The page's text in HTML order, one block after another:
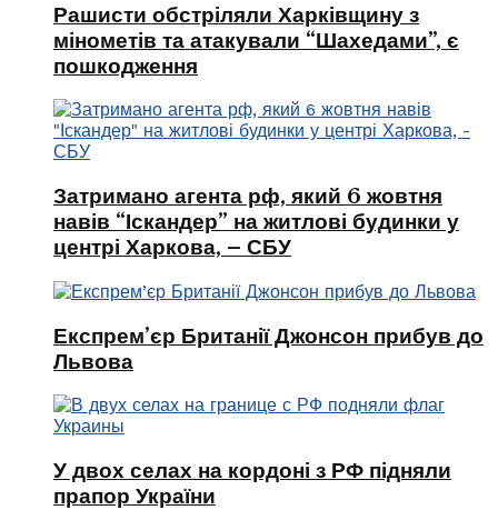
Рашисти обстріляли Харківщину з
мінометів та атакували “Шахедами”, є
пошкодження
Затримано агента рф, який 6 жовтня
навів “Іскандер” на житлові будинки у
центрі Харкова, – СБУ
Експрем’єр Британії Джонсон прибув до
Львова
У двох селах на кордоні з РФ підняли
прапор України